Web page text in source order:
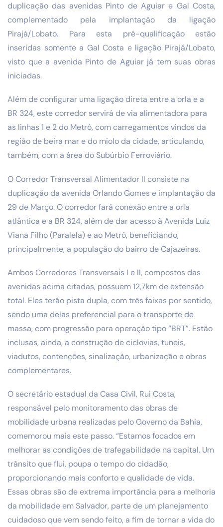
duplicação das avenidas Pinto de Aguiar e Gal Costa,
complementado pela implantação da ligação
Pirajá/Lobato. Para esta pré-qualificação estão
inseridas somente a Gal Costa e ligação Pirajá/Lobato,
visto que a avenida Pinto de Aguiar já tem suas obras
iniciadas.
Além de configurar uma ligação direta entre a orla e a
BR 324, este corredor servirá de via alimentadora para
as linhas 1 e 2 do Metrô, com carregamentos vindos da
região de beira mar e do miolo da cidade, articulando,
também, com a área do Subúrbio Ferroviário.
O Corredor Transversal Alimentador II consiste na
duplicação da avenida Orlando Gomes e implantação da
29 de Março. O corredor fará conexão entre a orla
atlântica e a BR 324, além de dar acesso à Avenida Luiz
Viana Filho (Paralela) e ao Metrô, beneficiando,
principalmente, a população do bairro de Cajazeiras.
Ambos Corredores Transversais I e II, compostos das
avenidas acima citadas, possuem 12,7km de extensão
total. Eles terão pista dupla, com três faixas por sentido,
sendo uma delas preferencial para o transporte de
massa, com progressão para operação tipo “BRT”. Estão
inclusas, ainda, a construção de ciclovias, tuneis,
viadutos, contenções, sinalização, urbanização e obras
complementares.
O secretário estadual da Casa Civil, Rui Costa,
responsável pelo monitoramento das obras de
mobilidade urbana realizadas pelo Governo da Bahia,
comemorou mais este passo. “Estamos focados em
melhorar as condições de trafegabilidade na capital. Um
trânsito que flui, poupa o tempo do cidadão,
proporcionando mais conforto e qualidade de vida.
Essas obras são de extrema importância para a melhoria
da mobilidade em Salvador, parte de um planejamento
cuidadoso que vem sendo feito, a fim de tornar a vida do